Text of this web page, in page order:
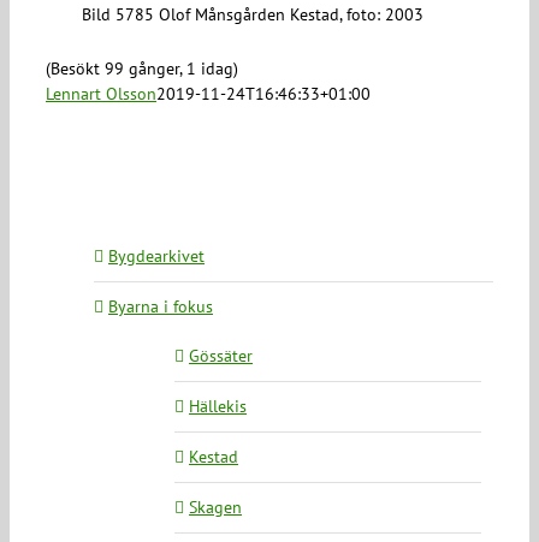
Bild 5785 Olof Månsgården Kestad, foto: 2003
(Besökt 99 gånger, 1 idag)
Lennart Olsson2019-11-24T16:46:33+01:00
Bygdearkivet
Byarna i fokus
Gössäter
Hällekis
Kestad
Skagen